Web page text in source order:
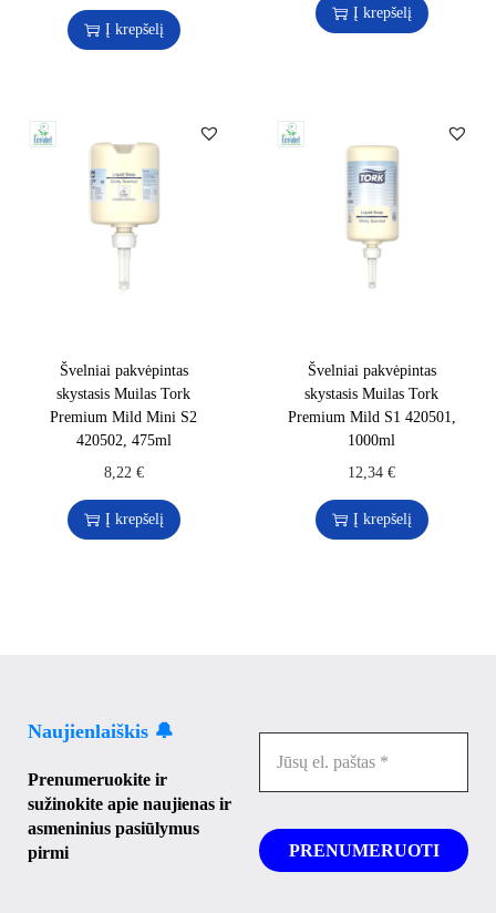
Į krepšelį
Į krepšelį
Švelniai pakvėpintas
skystasis Muilas Tork
Premium Mild Mini S2
420502, 475ml
8,22 €
Į krepšelį
Švelniai pakvėpintas
skystasis Muilas Tork
Premium Mild S1 420501,
1000ml
12,34€
Į krepšelį
Naujienlaiškis 🔔
Prenumeruokite ir
sužinokite apie naujienas ir
asmeninius pasiūlymus
pirmi